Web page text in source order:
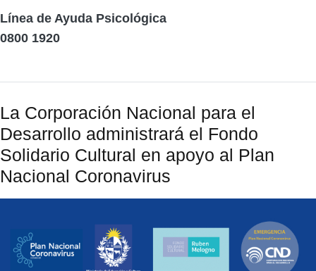
Línea de Ayuda Psicológica
0800 1920
La Corporación Nacional para el
Desarrollo administrará el Fondo
Solidario Cultural en apoyo al Plan
Nacional Coronavirus